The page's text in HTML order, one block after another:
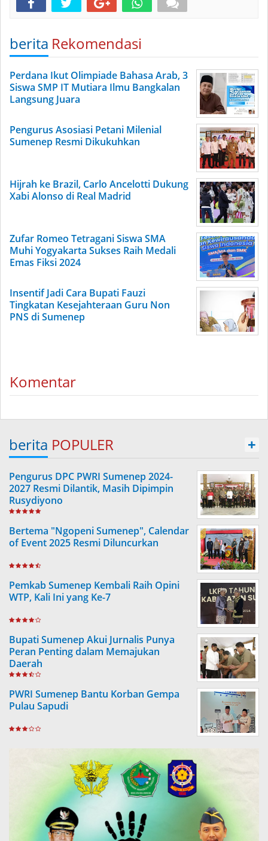
berita Rekomendasi
Perdana Ikut Olimpiade Bahasa Arab, 3
Siswa SMP IT Mutiara Ilmu Bangkalan
Langsung Juara
Pengurus Asosiasi Petani Milenial
Sumenep Resmi Dikukuhkan
Hijrah ke Brazil, Carlo Ancelotti Dukung
Xabi Alonso di Real Madrid
Zufar Romeo Tetragani Siswa SMA
Muhi Yogyakarta Sukses Raih Medali
Emas Fiksi 2024
Insentif Jadi Cara Bupati Fauzi
Tingkatan Kesejahteraan Guru Non
PNS di Sumenep
Komentar
berita POPULER +
Pengurus DPC PWRI Sumenep 2024-
2027 Resmi Dilantik, Masih Dipimpin
Rusydiyono
Bertema "Ngopeni Sumenep", Calendar
of Event 2025 Resmi Diluncurkan
Pemkab Sumenep Kembali Raih Opini
WTP, Kali Ini yang Ke-7
Bupati Sumenep Akui Jurnalis Punya
Peran Penting dalam Memajukan
Daerah
PWRI Sumenep Bantu Korban Gempa
Pulau Sapudi